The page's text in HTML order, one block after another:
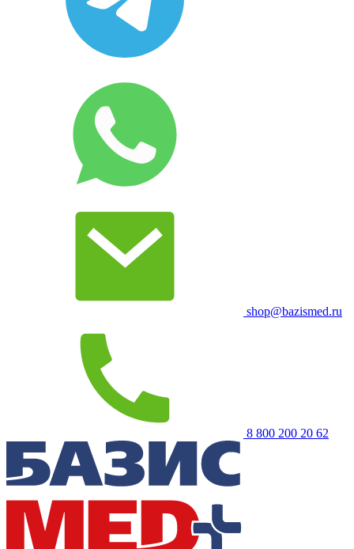
shop@bazismed.ru
8 800 200 20 62